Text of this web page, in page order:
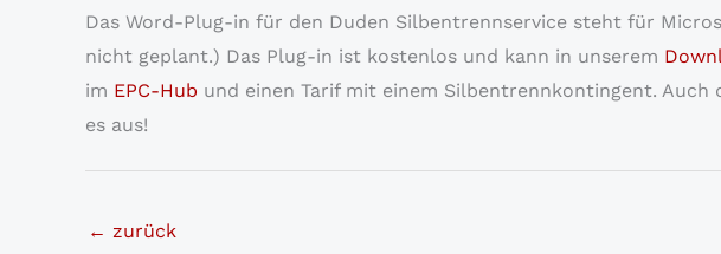
Das Word-Plug-in für den Duden Silbentrennservice steht für
nicht geplant.) Das Plug-in ist kostenlos und kann in unserem
im EPC-Hub und einen Tarif mit einem Silbentrennkontingent.
es aus!
← zurück